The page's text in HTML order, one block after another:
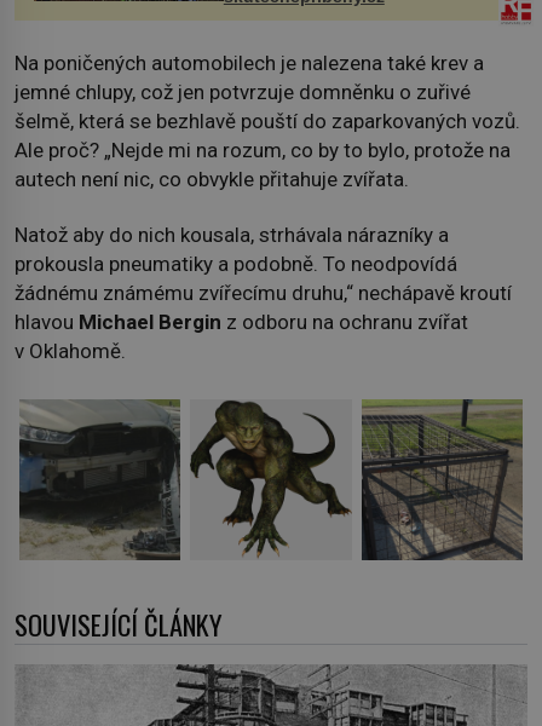
Na poničených automobilech je nalezena také krev a
jemné chlupy, což jen potvrzuje domněnku o zuřivé
šelmě, která se bezhlavě pouští do zaparkovaných vozů.
Ale proč? „Nejde mi na rozum, co by to bylo, protože na
autech není nic, co obvykle přitahuje zvířata.
Natož aby do nich kousala, strhávala nárazníky a
prokousla pneumatiky a podobně. To neodpovídá
žádnému známému zvířecímu druhu,“ nechápavě kroutí
hlavou Michael Bergin z odboru na ochranu zvířat
v Oklahomě.
SOUVISEJÍCÍ ČLÁNKY